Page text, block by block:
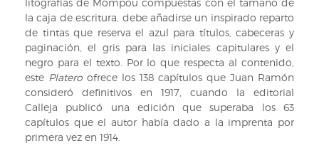
litografías de Mompou compuestas con el tamaño de
la caja de escritura, debe añadirse un inspirado reparto
de tintas que reserva el azul para títulos, cabeceras y
paginación, el gris para las iniciales capitulares y el
negro para el texto. Por lo que respecta al contenido,
este Platero ofrece los 138 capítulos que Juan Ramón
consideró definitivos en 1917, cuando la editorial
Calleja publicó una edición que superaba los 63
capítulos que el autor había dado a la imprenta por
primera vez en 1914.